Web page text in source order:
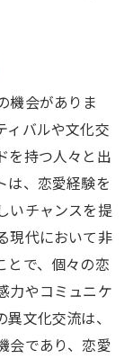
機会がありま
ィバルや文化交
を持つ人々と出
は、恋愛経験を
いチャンスを提
現代において非
とで、個々の恋
力やコミュニケ
文化交流は、
会であり、恋愛